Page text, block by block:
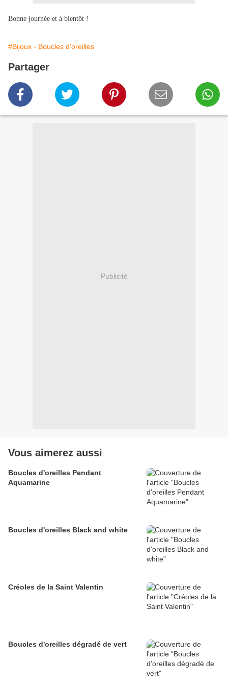
Bonne journée et à bientôt !
#Bijoux - Boucles d'oreilles
Partager
Publicité
Vous aimerez aussi
Boucles d'oreilles Pendant
Aquamarine
Boucles d'oreilles Black and white
Créoles de la Saint Valentin
Boucles d'oreilles dégradé de vert